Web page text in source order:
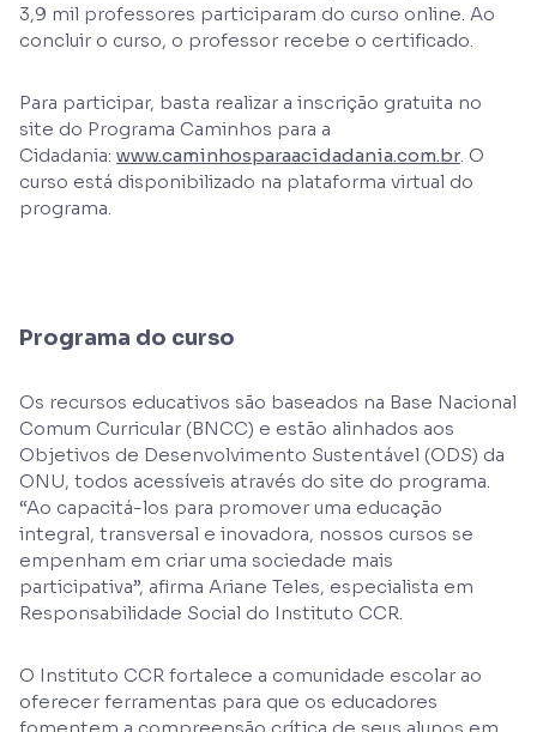
3,9 mil professores participaram do curso online. Ao
concluir o curso, o professor recebe o certificado.
Para participar, basta realizar a inscrição gratuita no
site do Programa Caminhos para a
Cidadania: www.caminhosparaacidadania.com.br . O
curso está disponibilizado na plataforma virtual do
programa.
Programa do curso
Os recursos educativos são baseados na Base Nacional
Comum Curricular (BNCC) e estão alinhados aos
Objetivos de Desenvolvimento Sustentável (ODS) da
ONU, todos acessíveis através do site do programa.
“Ao capacitá-los para promover uma educação
integral, transversal e inovadora, nossos cursos se
empenham em criar uma sociedade mais
participativa”, afirma Ariane Teles, especialista em
Responsabilidade Social do Instituto CCR.
O Instituto CCR fortalece a comunidade escolar ao
oferecer ferramentas para que os educadores
fomentem a compreensão crítica de seus alunos em